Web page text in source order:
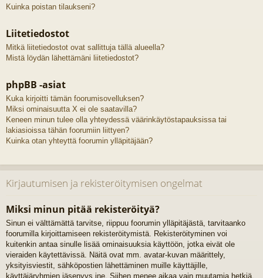
Kuinka poistan tilaukseni?
Liitetiedostot
Mitkä liitetiedostot ovat sallittuja tällä alueella?
Mistä löydän lähettämäni liitetiedostot?
phpBB -asiat
Kuka kirjoitti tämän foorumisovelluksen?
Miksi ominaisuutta X ei ole saatavilla?
Keneen minun tulee olla yhteydessä väärinkäytöstapauksissa tai
lakiasioissa tähän foorumiin liittyen?
Kuinka otan yhteyttä foorumin ylläpitäjään?
Kirjautumisen ja rekisteröitymisen ongelmat
Miksi minun pitää rekisteröityä?
Sinun ei välttämättä tarvitse, riippuu foorumin ylläpitäjästä, tarvitaanko
foorumilla kirjoittamiseen rekisteröitymistä. Rekisteröityminen voi
kuitenkin antaa sinulle lisää ominaisuuksia käyttöön, jotka eivät ole
vieraiden käytettävissä. Näitä ovat mm. avatar-kuvan määrittely,
yksityisviestit, sähköpostien lähettäminen muille käyttäjille,
käyttäjäryhmien jäsenyys jne. Siihen menee aikaa vain muutamia hetkiä,